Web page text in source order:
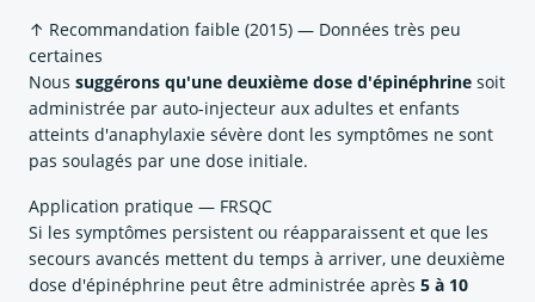
↑ Recommandation faible (2015) — Données très peu
certaines
Nous suggérons qu'une deuxième dose d'épinéphrine soit
administrée par auto-injecteur aux adultes et enfants
atteints d'anaphylaxie sévère dont les symptômes ne sont
pas soulagés par une dose initiale.
Application pratique — FRSQC
Si les symptômes persistent ou réapparaissent et que les
secours avancés mettent du temps à arriver, une deuxième
dose d'épinéphrine peut être administrée après 5 à 10